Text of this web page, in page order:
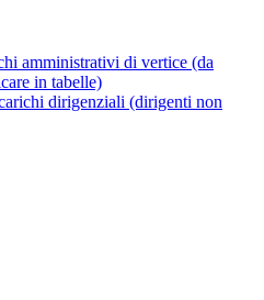
amministrativi di vertice (da
in tabelle)
dirigenziali (dirigenti non